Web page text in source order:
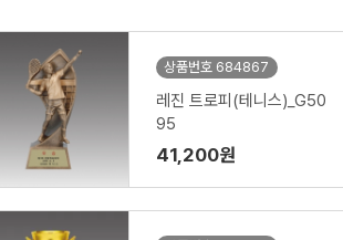
상품번호 684867
레진 트로피(테니스)_G50
95
41,200원